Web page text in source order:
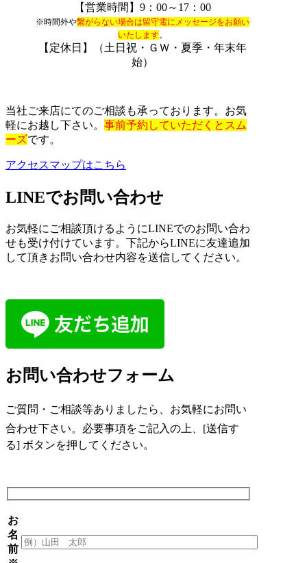
【営業時間】9：00～17：00
※時間外や繋がらない場合は留守電にメッセージをお願い
いたします。
【定休日】（土日祝・ＧＷ・夏季・年末年
始）
当社ご来店にてのご相談も承っております。お気
軽にお越し下さい。 事前予約していただくとスム
ーズです。
アクセスマップはこちら
LINEでお問い合わせ
お気軽にご相談頂けるようにLINEでのお問い合わ
せも受け付けています。 下記からLINEに友達追加
して頂きお問い合わせ内容を送信してください。
お問い合わせフォーム
ご質問・ご相談等ありましたら、お気軽にお問い
合わせ下さい。 必要事項をご記入の上、[送信す
る] ボタンを押してください。
お
名
前